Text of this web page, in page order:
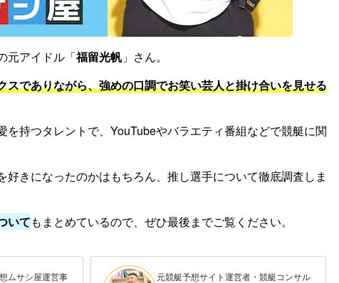
元アイドル「福留光帆」さん。
スでありながら、強めの口調でお笑い芸人と掛け合いを見せる
を持つタレントで、YouTubeやバラエティ番組などで競艇に関
好きになったのかはもちろん、推し選手について徹底調査しま
いてもまとめているので、ぜひ最後までご覧ください。
ムサシ屋運営事
元競艇予想サイト運営者・競艇コンサル